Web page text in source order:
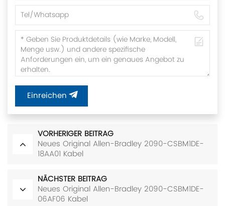
Einreichen
VORHERIGER BEITRAG
Neues Original Allen-Bradley 2090-CSBM1DE-
18AA01 Kabel
NÄCHSTER BEITRAG
Neues Original Allen-Bradley 2090-CSBM1DE-
06AF06 Kabel